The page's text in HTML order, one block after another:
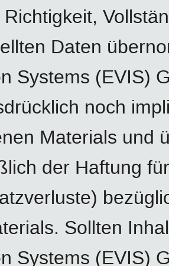
Daten
Systems (EVIS)
noch
Materials und
der Haftung
Sollten
Systems (EVIS)